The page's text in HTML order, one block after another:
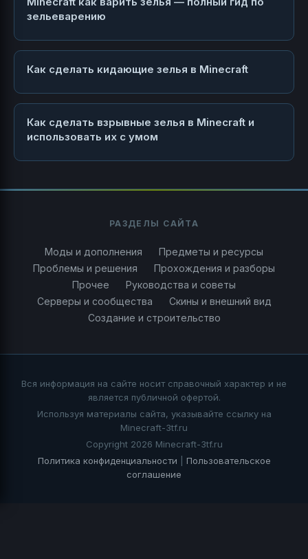
зельеварению
Как сделать кидающие зелья в Minecraft
Как сделать взрывные зелья в Minecraft и
использовать их с умом
РАЗДЕЛЫ САЙТА
Моды и дополнения
Предметы и ресурсы
Проблемы и решения
Прохождения и разборы
Прочее
Руководства и советы
Серверы и сообщества
Скины и внешний вид
Создание и строительство
Вся информация на сайте носит справочный характер и не
является публичной офертой.
Используя материалы сайта, указывайте ссылку на
Minecraft-3tf.ru
Copyright 2026 Minecraft-3tf.ru
Политика конфиденциальности
Пользовательское
соглашение